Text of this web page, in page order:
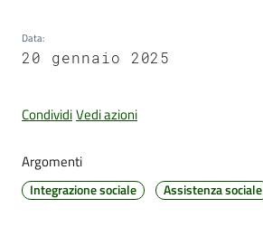
Amministrazione
Trasparente
Tutti
argomenti...
Data:
20 gennaio 2025
CondividiVedi azioni
Argomenti
Integrazione sociale Assistenza sociale